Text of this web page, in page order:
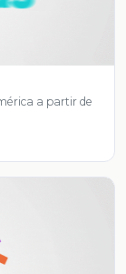
a partir de